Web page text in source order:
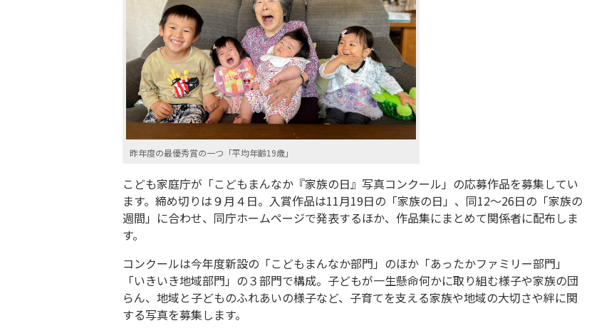
昨年度の最優秀賞の一つ「平均年齢19歳」
こども家庭庁が「こどもまんなか『家族の日』写真コンクール」の応募作品を募集してい
ます。締め切りは９月４日。入賞作品は11月19日の「家族の日」、同12～26日の「家族の
週間」に合わせ、同庁ホームページで発表するほか、作品集にまとめて関係者に配布しま
す。
コンクールは今年度新設の「こどもまんなか部門」のほか「あったかファミリー部門」
「いきいき地域部門」の３部門で構成。子どもが一生懸命何かに取り組む様子や家族の団
らん、地域と子どものふれあいの様子など、子育てを支える家族や地域の大切さや絆に関
する写真を募集します。